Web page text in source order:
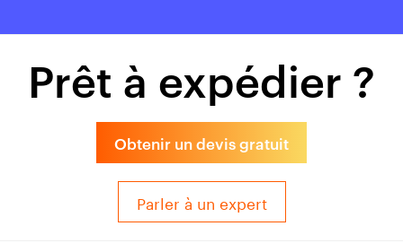
Prêt à expédier ?
Obtenir un devis gratuit
Parler à un expert